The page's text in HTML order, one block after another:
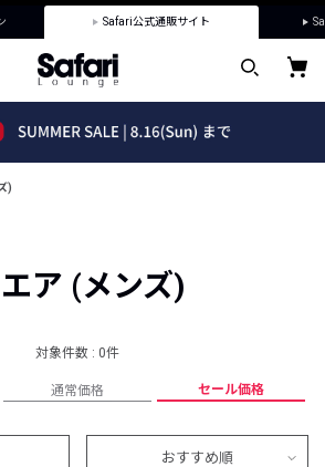
Safari公式通販サイト
)
ア (メンズ)
対象件数 : 0件
通常価格 セール価格
おすすめ順